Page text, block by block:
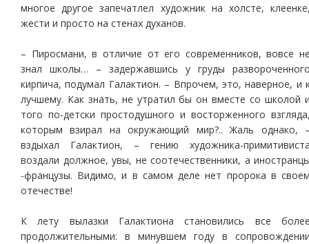
многое другое запечатлел художник на холсте,
жести и просто на стенах духанов.
– Пиросмани, в отличие от его современников, вовсе
знал школы… – задержавшись у груды
кирпича, подумал Галактион. – Впрочем, это, наверное, и
лучшему. Как знать, не утратил бы он вместе со школой
того по-детски простодушного и восторженного
которым взирал на окружающий мир?.. Жаль однако,
вздыхал Галактион, – гению художника-
воздали должное, увы, не соотечественники, а
-французы. Видимо, и в самом деле нет пророка в
отечестве!
К лету вылазки Галактиона становились все
продолжительными: в минувшем году в